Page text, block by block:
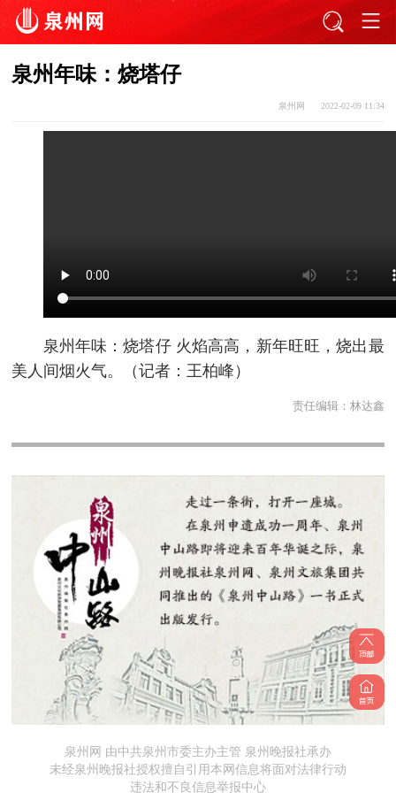
泉州年味：烧塔仔
泉州网 2022-02-09 11:34
泉州年味：烧塔仔 火焰高高，新年旺旺，烧出最
美人间烟火气。（记者：王柏峰）
责任编辑： 林达鑫
泉州网 由中共泉州市委主办主管 泉州晚报社承办
未经泉州晚报社授权擅自引用本网信息将面对法律行动
违法和不良信息举报中心